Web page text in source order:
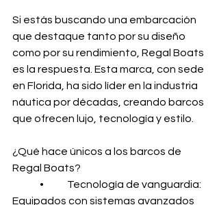
Si estás buscando una embarcación
que destaque tanto por su diseño
como por su rendimiento, Regal Boats
es la respuesta. Esta marca, con sede
en Florida, ha sido líder en la industria
náutica por décadas, creando barcos
que ofrecen lujo, tecnología y estilo.
¿Qué hace únicos a los barcos de
Regal Boats?
Equipados con sistemas avanzados